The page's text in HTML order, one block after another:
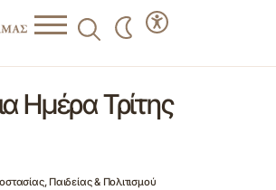
Ημέρα Τρίτης
Παιδείας & Πολιτισμού